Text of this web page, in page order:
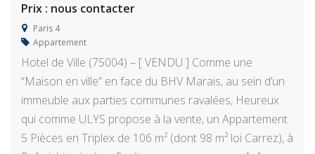
Prix : nous contacter
Paris 4
Appartement
Hotel de Ville (75004) – [ VENDU ] Comme une
“Maison en ville” en face du BHV Marais, au sein d’un
immeuble aux parties communes ravalées, Heureux
qui comme ULYS propose à la vente, un Appartement
5 Pièces en Triplex de 106 m² (dont 98 m² loi Carrez), à